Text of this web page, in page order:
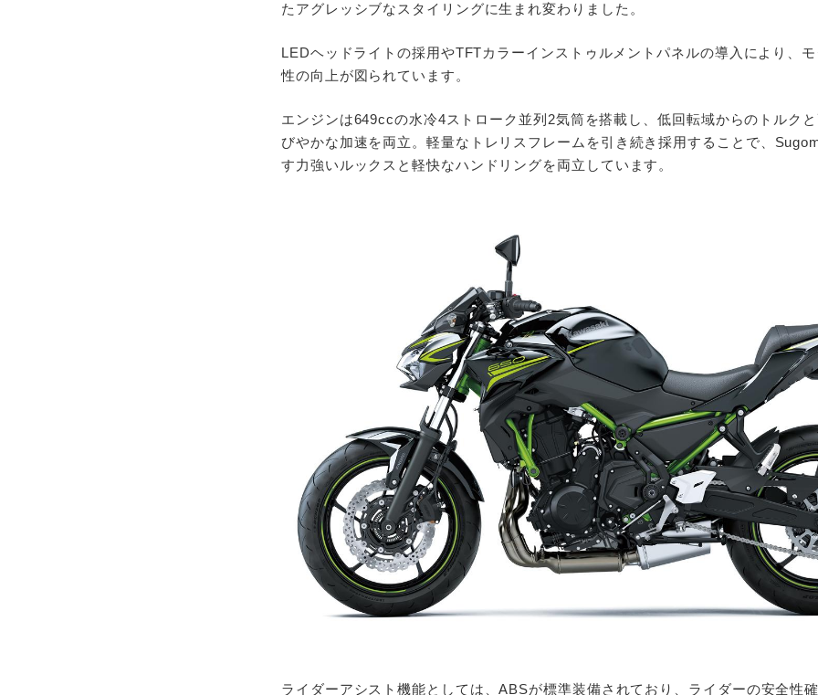
たアグレッシブなスタイリングに生まれ変わりました。
LEDヘッドライトの採用やTFTカラーインストゥルメントパネルの導入により、
性の向上が図られています。
エンジンは649ccの水冷4ストローク並列2気筒を搭載し、低回転域からのトルク
びやかな加速を両立。軽量なトレリスフレームを引き続き採用することで、
す力強いルックスと軽快なハンドリングを両立しています。
ライダーアシスト機能としては、ABSが標準装備されており、ライダーの安全性